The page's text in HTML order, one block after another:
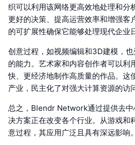
织可以利用该网络更高效地处理和分
更好的决策、提高运营效率和增强
的可扩展性确保它能够处理现代企业
创意过程，如视频编辑和3D建模，
的能力。艺术家和内容创作者可以利
快、更经济地制作高质量的作品。这
产业，民主化了对强大计算资源的访
总之，Blendr Network通过提供去
决方案正在改变各个行业。从游戏和
意过程，其应用广泛且具有深远影响。